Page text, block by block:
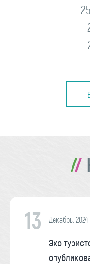
13 Декабрь, 2024
Эхо